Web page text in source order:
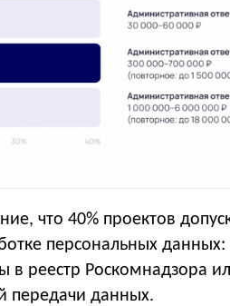
что 40% проектов
персональных данных:
в реестр Роскомнадзора
передачи данных.